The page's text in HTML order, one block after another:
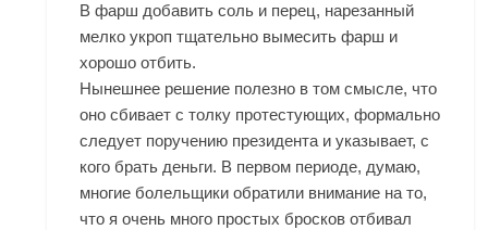
В фарш добавить соль и перец, нарезанный
мелко укроп тщательно вымесить фарш и
хорошо отбить.
Нынешнее решение полезно в том смысле, что
оно сбивает с толку протестующих, формально
следует поручению президента и указывает, с
кого брать деньги. В первом периоде, думаю,
многие болельщики обратили внимание на то,
что я очень много простых бросков отбивал